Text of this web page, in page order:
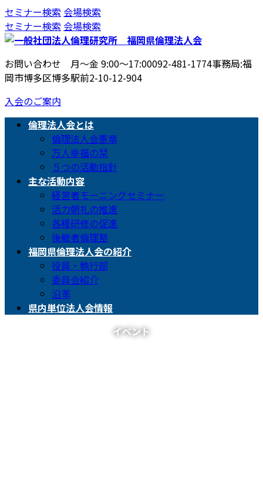
コ
ン
テ
ツ
へ
ス
キ
ナ
ビ
ゲ
シ
ョ
ン
に
セミナー検索 会場検索
セミナー検索 会場検索
お問い合わせ 月〜金 9:00〜17:00092-481-1774事務局:福
岡市博多区博多駅前2-10-12-904
入会のご案内
倫理法人会とは
倫理法人会憲章
万人幸福の栞
５つの活動指針
主な活動内容
経営者モーニングセミナー
活力朝礼の推進
各種研修の促進
後継者倫理塾
福岡県倫理法人会の紹介
役員・執行部
委員会紹介
沿革
県内単位法人会情報
イベント